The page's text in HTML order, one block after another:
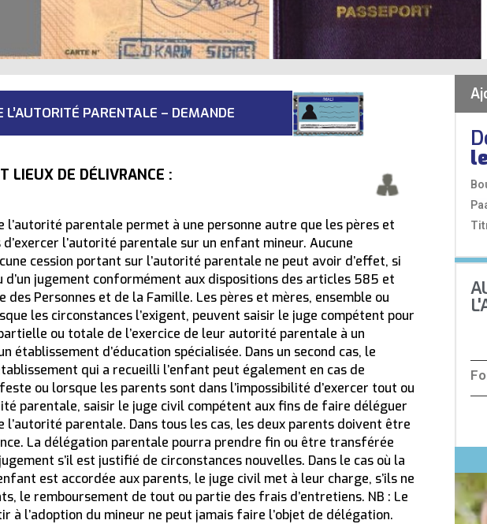
L’AUTORITÉ PARENTALE – DEMANDE
LIEUX DE DÉLIVRANCE :
l’autorité parentale permet à une personne autre que les pères et
l’autorité parentale sur un enfant mineur. Aucune
cession portant sur l’autorité parentale ne peut avoir d’effet, si
d’un jugement conformément aux dispositions des articles 585 et
des Personnes et de la Famille. Les pères et mères, ensemble ou
les circonstances l’exigent, peuvent saisir le juge compétent pour
ou totale de l’exercice de leur autorité parentale à un
établissement d’éducation spécialisée. Dans un second cas, le
qui a recueilli l’enfant peut également en cas de
ou lorsque les parents sont dans l’impossibilité d’exercer tout ou
parentale, saisir le juge civil compétent aux fins de faire déléguer
l’autorité parentale. Dans tous les cas, les deux parents doivent être
La délégation parentale pourra prendre fin ou être transférée
s’il est justifié de circonstances nouvelles. Dans le cas où la
est accordée aux parents, le juge civil met à leur charge, s’ils ne
le remboursement de tout ou partie des frais d’entretiens. NB : Le
à l’adoption du mineur ne peut jamais faire l’objet de délégation.